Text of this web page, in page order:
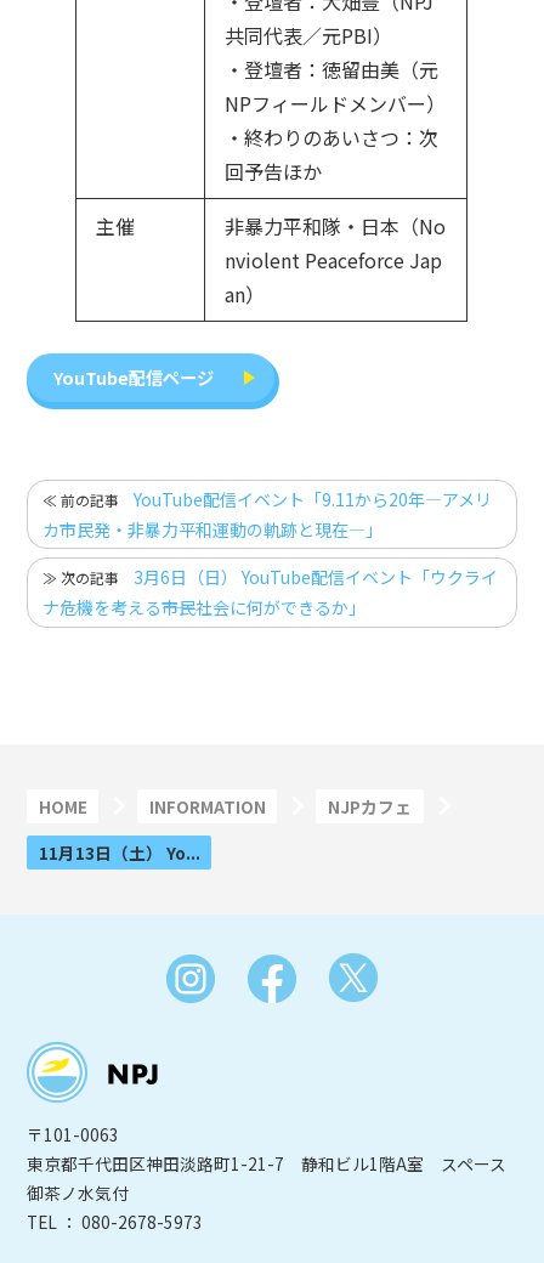
共同代表／元PBI）
・登壇者：徳留由美（元
NPフィールドメンバー）
・終わりのあいさつ：次
回予告ほか
主催
非暴力平和隊・日本（No
nviolent Peaceforce Jap
an）
YouTube配信ページ
YouTube配信イベント「9.11から20年―アメリ
カ市民発・非暴力平和運動の軌跡と現在―」
3月6日（日） YouTube配信イベント「ウクライ
ナ危機を考える――市民社会に何ができるか」
HOME INFORMATION
NJPカフェ
11月13日（土） Yo...
〒101-0063
東京都千代田区神田淡路町1-21-7 静和ビル1階A室 スペース
御茶ノ水気付
TEL ： 080-2678-5973